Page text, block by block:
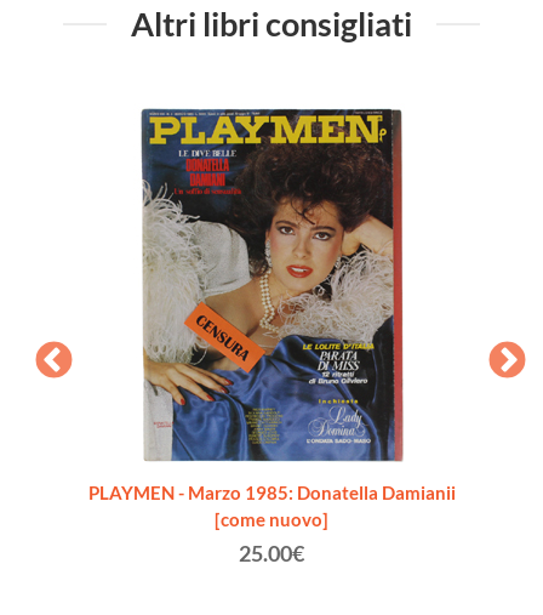
Altri libri consigliati
PLAYMEN - Marzo 1985: Donatella Damianii
[come nuovo]
25.00€